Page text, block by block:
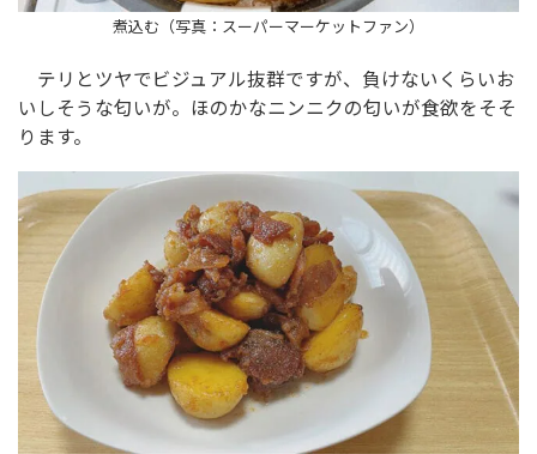
煮込む（写真：スーパーマーケットファン）
テリとツヤでビジュアル抜群ですが、負けないくらいお
いしそうな匂いが。ほのかなニンニクの匂いが食欲をそそ
ります。